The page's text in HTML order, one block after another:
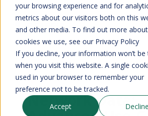
your browsing experience and for
metrics about our visitors both on this
and other media. To find out more
cookies we use, see our Privacy Policy
If you decline, your information won’t be
when you visit this website. A single
used in your browser to remember your
preference not to be tracked.
Accept
Decline
Network Data: